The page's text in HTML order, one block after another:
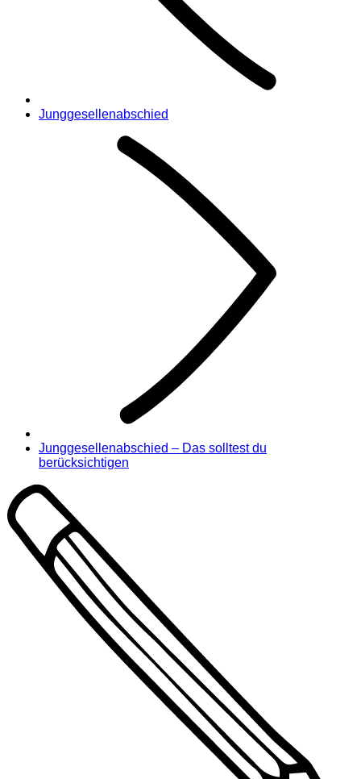
Junggesellenabschied
Junggesellenabschied – Das solltest du
berücksichtigen